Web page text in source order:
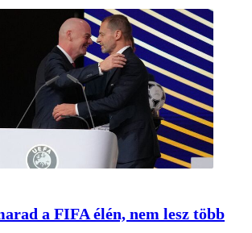
a FIFA élén, nem lesz több